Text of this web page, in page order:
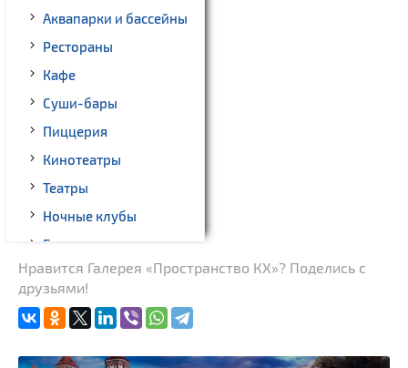
Аквапарки и бассейны
Рестораны
Кафе
Суши-бары
Пиццерия
Кинотеатры
Театры
Ночные клубы
Бильярд
Казино
универмаги
перевозки
Нравится Галерея «Пространство КХ»? Поделись с
друзьями!